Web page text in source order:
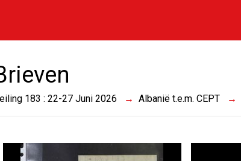
183 : 22-27 Juni 2026 Albanië t.e.m. CEPT